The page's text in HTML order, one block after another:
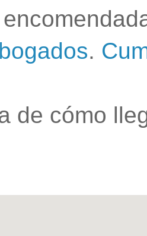
.
de cómo